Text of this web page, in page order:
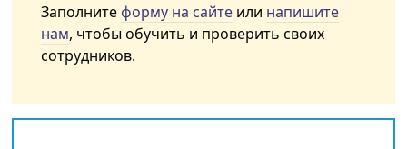
Заполнитеформу на сайте или напишите
нам, чтобы обучить и проверить своих
сотрудников.